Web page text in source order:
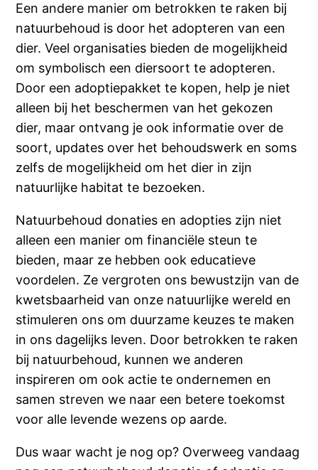
Een andere manier om betrokken te raken bij
natuurbehoud is door het adopteren van een
dier. Veel organisaties bieden de mogelijkheid
om symbolisch een diersoort te adopteren.
Door een adoptiepakket te kopen, help je niet
alleen bij het beschermen van het gekozen
dier, maar ontvang je ook informatie over de
soort, updates over het behoudswerk en soms
zelfs de mogelijkheid om het dier in zijn
natuurlijke habitat te bezoeken.
Natuurbehoud donaties en adopties zijn niet
alleen een manier om financiële steun te
bieden, maar ze hebben ook educatieve
voordelen. Ze vergroten ons bewustzijn van de
kwetsbaarheid van onze natuurlijke wereld en
stimuleren ons om duurzame keuzes te maken
in ons dagelijks leven. Door betrokken te raken
bij natuurbehoud, kunnen we anderen
inspireren om ook actie te ondernemen en
samen streven we naar een betere toekomst
voor alle levende wezens op aarde.
Dus waar wacht je nog op? Overweeg vandaag